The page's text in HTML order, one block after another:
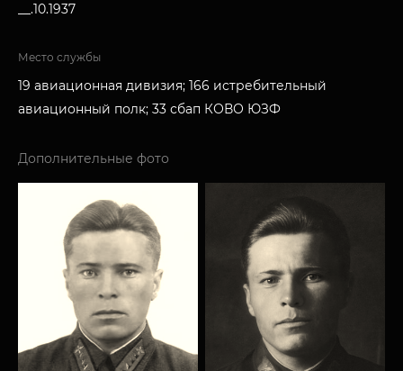
__.10.1937
Место службы
19 авиационная дивизия; 166 истребительный
авиационный полк; 33 сбап КОВО ЮЗФ
Дополнительные фото